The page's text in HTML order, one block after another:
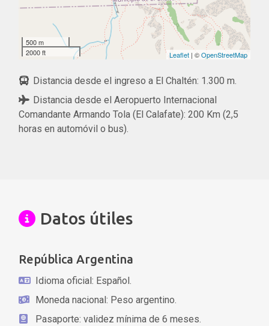
500 m
2000 ft
Leaflet | ©OpenStreetMap
Distancia desde el ingreso a El Chaltén: 1.300 m.
Distancia desde el Aeropuerto Internacional
Comandante Armando Tola (El Calafate): 200 Km (2,5
horas en automóvil o bus).
Datos útiles
República Argentina
Idioma oficial: Español.
Moneda nacional: Peso argentino.
Pasaporte: validez mínima de 6 meses.